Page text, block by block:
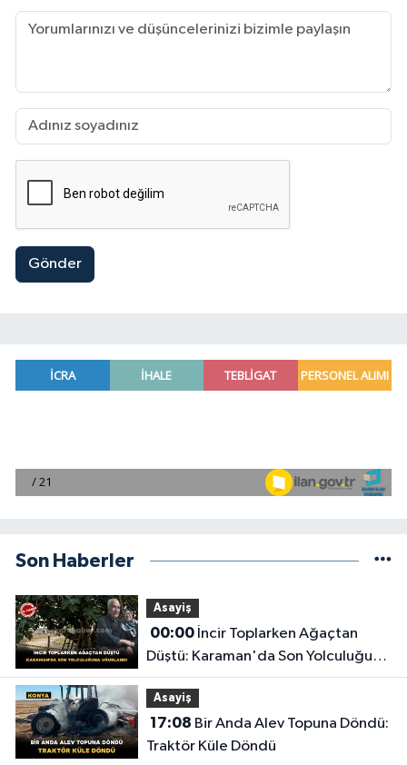
Gönder
Son Haberler
Asayiş
00:00İncir Toplarken Ağaçtan
Düştü: Karaman'da Son Yolculuğuna
Uğurlandı
Asayiş
17:08
Traktör Küle Döndü